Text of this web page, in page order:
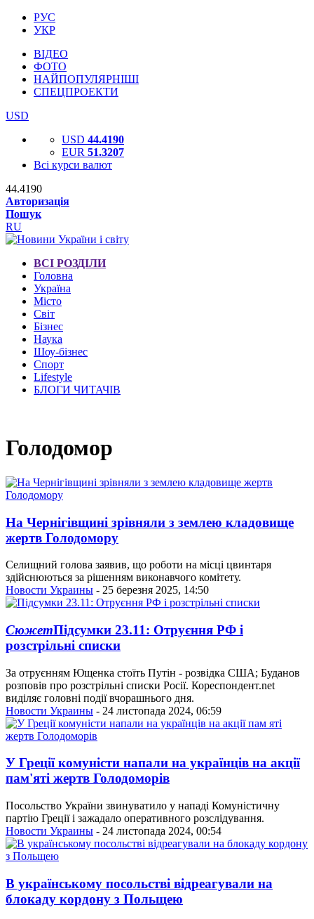
РУС
УКР
ВІДЕО
ФОТО
НАЙПОПУЛЯРНІШІ
СПЕЦПРОЕКТИ
USD
USD 44.4190
EUR 51.3207
Всі курси валют
44.4190
Авторизація
Пошук
RU
ВСІ РОЗДІЛИ
Головна
Україна
Місто
Світ
Бізнес
Наука
Шоу-бізнес
Спорт
Lifestyle
БЛОГИ ЧИТАЧІВ
Голодомор
На Чернігівщині зрівняли з землею кладовище
жертв Голодомору
Селищний голова заявив, що роботи на місці цвинтаря
здійснюються за рішенням виконавчого комітету.
Новости Украины - 25 березня 2025, 14:50
СюжетПідсумки 23.11: Отруєння РФ і
розстрільні списки
За отруєнням Ющенка стоїть Путін - розвідка США; Буданов
розповів про розстрільні списки Росії. Кореспондент.net
виділяє головні події вчорашнього дня.
Новости Украины - 24 листопада 2024, 06:59
У Греції комуністи напали на українців на акції
пам'яті жертв Голодоморів
Посольство України звинуватило у нападі Комуністичну
партію Греції і зажадало оперативного розслідування.
Новости Украины - 24 листопада 2024, 00:54
В українському посольстві відреагували на
блокаду кордону з Польщею